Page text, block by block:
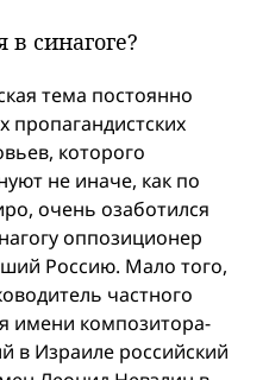
синагоге?
тема постоянно
пропагандистских
которого
не иначе, как по
очень озаботился
оппозиционер
Россию. Мало того,
частного
имени композитора-
в Израиле российский